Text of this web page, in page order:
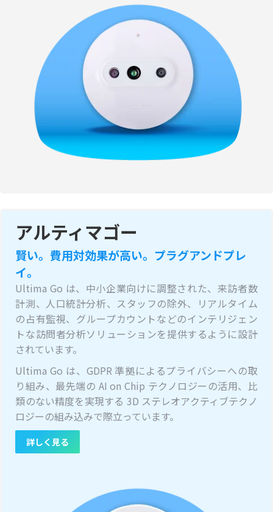
アルティマゴー
賢い。費用対効果が高い。プラグアンドプレ
イ。
Ultima Go は、中小企業向けに調整された、来訪者数
計測、人口統計分析、スタッフの除外、リアルタイム
の占有監視、グループカウントなどのインテリジェン
トな訪問者分析ソリューションを提供するように設計
されています。
Ultima Go は、GDPR 準拠によるプライバシーへの取
り組み、最先端の AI on Chip テクノロジーの活用、比
類のない精度を実現する 3D ステレオアクティブテクノ
ロジーの組み込みで際立っています。
詳しく見る